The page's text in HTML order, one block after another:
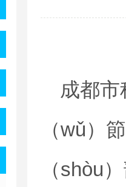
成都
（wǔ）
（shòu